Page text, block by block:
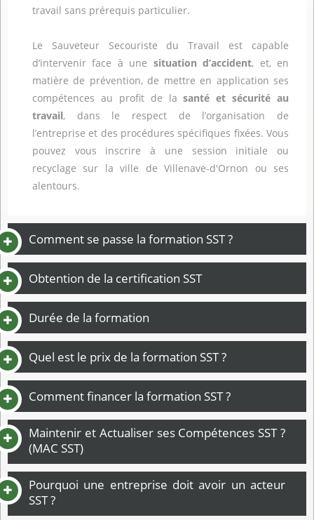
travail sans prérequis particulier.
Le Sauveteur Secouriste du Travail est capable
d’intervenir face à une situation d’accident, et, en
matière de prévention, de mettre en application ses
compétences au profit de lasanté et sécurité au
travail, dans le respect de l’organisation de
l’entreprise et des procédures spécifiques fixées. Vous
pouvez vous inscrire à une session initiale ou
recyclage sur la ville de Villenave-d'Ornon ou ses
alentours.
Comment se passe la formation SST ?
Obtention de la certification SST
Durée de la formation
Quel est le prix de la formation SST ?
Comment financer la formation SST ?
Maintenir et Actualiser ses Compétences SST ?
(MAC SST)
Pourquoi une entreprise doit avoir un acteur
SST ?